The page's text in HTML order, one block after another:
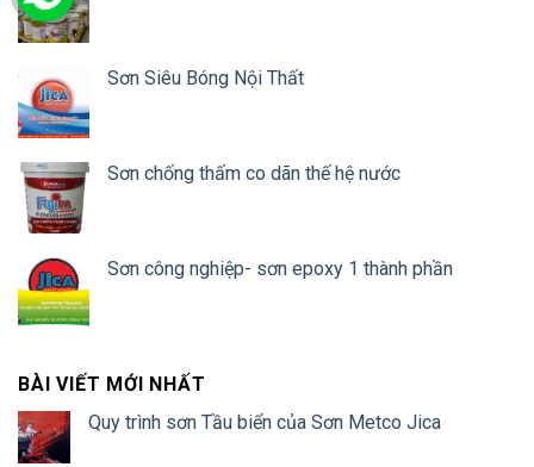
Sơn Siêu Bóng Nội Thất
Sơn chống thấm co dãn thế hệ nước
Sơn công nghiệp- sơn epoxy 1 thành phần
BÀI VIẾT MỚI NHẤT
Quy trình sơn Tầu biển của Sơn Metco Jica